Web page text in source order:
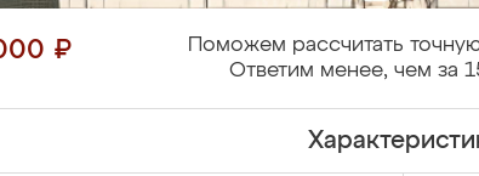
₽
Поможем рассчитать
Ответим менее, чем за